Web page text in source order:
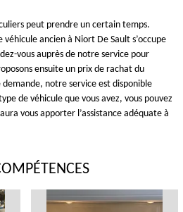
peut prendre un certain temps.
ancien à Niort De Sault s’occupe
vous auprès de notre service pour
ensuite un prix de rachat du
notre service est disponible
de véhicule que vous avez, vous pouvez
vous apporter l’assistance adéquate à